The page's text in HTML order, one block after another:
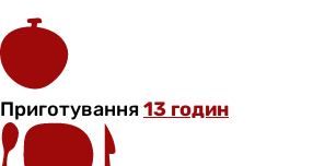
Приготування13 годин